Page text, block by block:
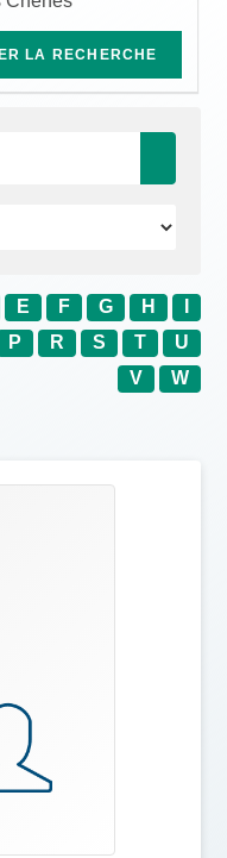
LA RECHERCHE
E F G H
P R S T
U
V
W